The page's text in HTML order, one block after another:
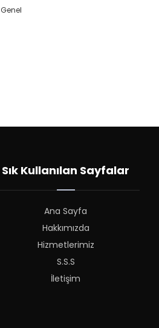
Genel
Sık Kullanılan Sayfalar
Ana Sayfa
Hakkımızda
Hizmetlerimiz
S.S.S
İletişim